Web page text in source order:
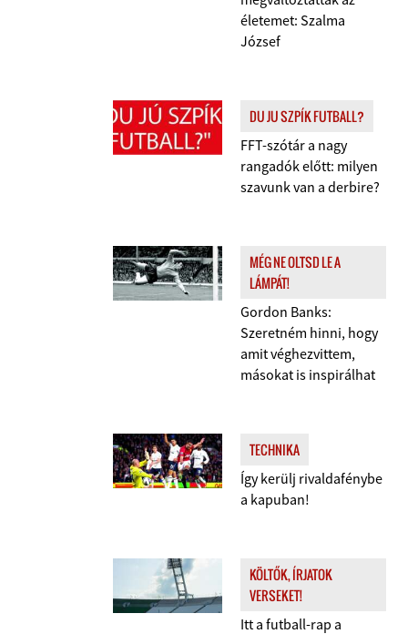
életemet: Szalma
József
DU JU SZPÍK FUTBALL?
FFT-szótár a nagy
rangadók előtt: milyen
szavunk van a derbire?
MÉG NE OLTSD LE A
LÁMPÁT!
Gordon Banks:
Szeretném hinni, hogy
amit véghezvittem,
másokat is inspirálhat
TECHNIKA
Így kerülj rivaldafénybe
a kapuban!
KÖLTŐK, ÍRJATOK
VERSEKET!
Itt a futball-rap a